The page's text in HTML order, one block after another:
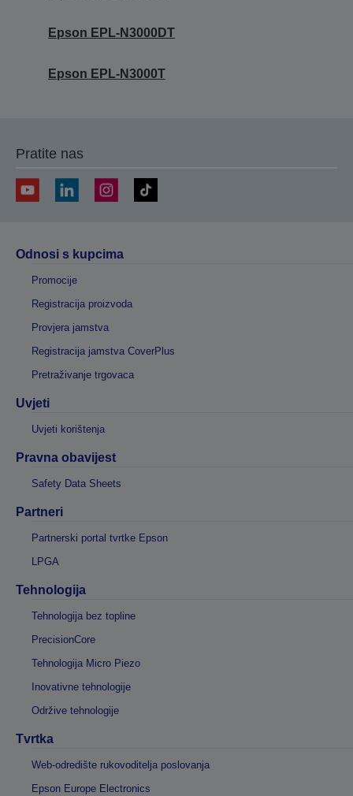
Epson EPL-N3000DT
Epson EPL-N3000T
Pratite nas
Odnosi s kupcima
Promocije
Registracija proizvoda
Provjera jamstva
Registracija jamstva CoverPlus
Pretraživanje trgovaca
Uvjeti
Uvjeti korištenja
Pravna obavijest
Safety Data Sheets
Partneri
Partnerski portal tvrtke Epson
LPGA
Tehnologija
Tehnologija bez topline
PrecisionCore
Tehnologija Micro Piezo
Inovativne tehnologije
Održive tehnologije
Tvrtka
Web-odredište rukovoditelja poslovanja
Epson Europe Electronics